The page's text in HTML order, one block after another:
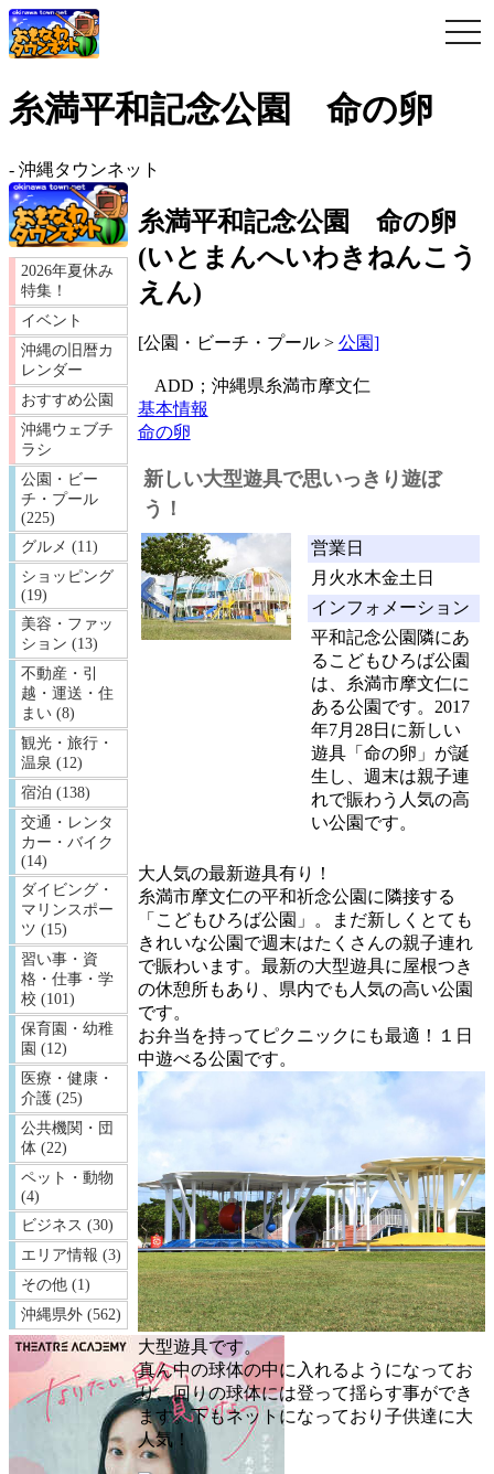
糸満平和記念公園 命の卵
- 沖縄タウンネット
2026年夏休み
特集！
イベント
沖縄の旧暦カ
レンダー
おすすめ公園
沖縄ウェブチ
ラシ
公園・ビー
チ・プール
(225)
グルメ (11)
ショッピング
(19)
美容・ファッ
ション (13)
不動産・引
越・運送・住
まい (8)
観光・旅行・
温泉 (12)
宿泊 (138)
交通・レンタ
カー・バイク
(14)
ダイビング・
マリンスポー
ツ (15)
習い事・資
格・仕事・学
校 (101)
保育園・幼稚
園 (12)
医療・健康・
介護 (25)
公共機関・団
体 (22)
ペット・動物
(4)
ビジネス (30)
エリア情報 (3)
その他 (1)
沖縄県外 (562)
糸満平和記念公園 命の卵
(いとまんへいわきねんこう
えん)
[公園・ビーチ・プール > 公園]
ADD；沖縄県糸満市摩文仁
基本情報
命の卵
新しい大型遊具で思いっきり遊ぼ
う！
営業日
月火水木金土日
インフォメーション
平和記念公園隣にあ
るこどもひろば公園
は、糸満市摩文仁に
ある公園です。2017
年7月28日に新しい
遊具「命の卵」が誕
生し、週末は親子連
れで賑わう人気の高
い公園です。
大人気の最新遊具有り！
糸満市摩文仁の平和祈念公園に隣接する
「こどもひろば公園」。まだ新しくとても
きれいな公園で週末はたくさんの親子連れ
で賑わいます。最新の大型遊具に屋根つき
の休憩所もあり、県内でも人気の高い公園
です。
お弁当を持ってピクニックにも最適！１日
中遊べる公園です。
大型遊具です。
真ん中の球体の中に入れるようになってお
り、回りの球体には登って揺らす事ができ
ます。下もネットになっており子供達に大
人気！